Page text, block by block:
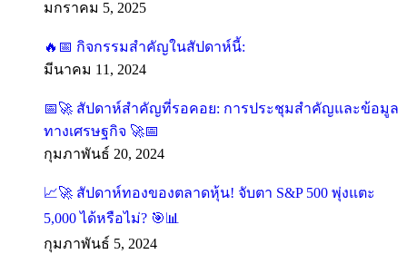
มกราคม 5, 2025
🔥📅 กิจกรรมสำคัญในสัปดาห์นี้:
มีนาคม 11, 2024
📅🚀 สัปดาห์สำคัญที่รอคอย: การประชุมสำคัญและข้อมูล
ทางเศรษฐกิจ 🚀📅
กุมภาพันธ์ 20, 2024
📈🚀 สัปดาห์ทองของตลาดหุ้น! จับตา S&P 500 พุ่งแตะ
5,000 ได้หรือไม่? 🎯📊
กุมภาพันธ์ 5, 2024